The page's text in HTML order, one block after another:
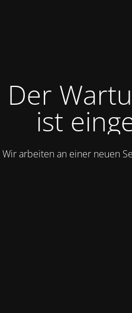
Der
ist
Wir arbeiten an einer neuen